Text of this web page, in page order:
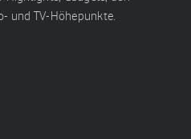
und TV-Höhepunkte.